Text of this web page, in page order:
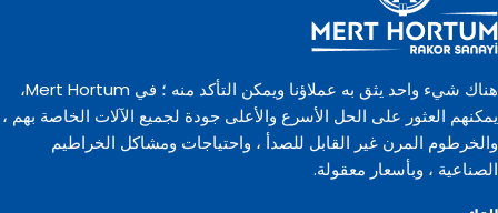
هناك شيء واحد يثق به عملاؤنا ويمكن التأكد منه ؛ في Mert Hortum،
يمكنهم العثور على الحل الأسرع والأعلى جودة لجميع الآلات الخاصة بهم ،
والخرطوم المرن غير القابل للصدأ ، واحتياجات ومشاكل الخراطيم
الصناعية ، وبأسعار معقولة.